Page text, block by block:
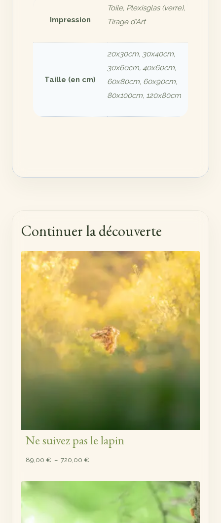
Impression
Toile, Plexisglas (verre),
Tirage d'Art
Taille (en cm)
20x30cm, 30x40cm,
30x60cm, 40x60cm,
60x80cm, 60x90cm,
80x100cm, 120x80cm
Continuer la découverte
Ne suivez pas le lapin
89,00 € – 720,00 €Plage
prix :